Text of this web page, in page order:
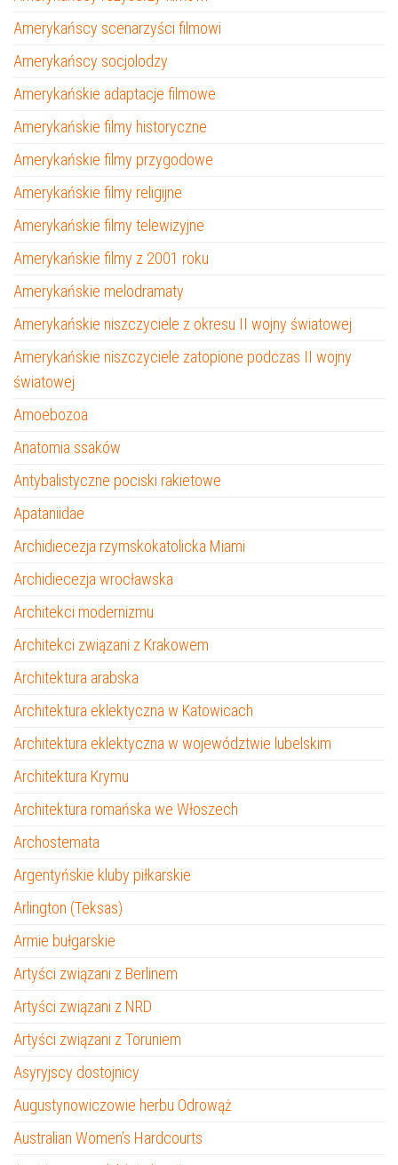
Amerykańscy scenarzyści filmowi
Amerykańscy socjolodzy
Amerykańskie adaptacje filmowe
Amerykańskie filmy historyczne
Amerykańskie filmy przygodowe
Amerykańskie filmy religijne
Amerykańskie filmy telewizyjne
Amerykańskie filmy z 2001 roku
Amerykańskie melodramaty
Amerykańskie niszczyciele z okresu II wojny światowej
Amerykańskie niszczyciele zatopione podczas II wojny
światowej
Amoebozoa
Anatomia ssaków
Antybalistyczne pociski rakietowe
Apataniidae
Archidiecezja rzymskokatolicka Miami
Archidiecezja wrocławska
Architekci modernizmu
Architekci związani z Krakowem
Architektura arabska
Architektura eklektyczna w Katowicach
Architektura eklektyczna w województwie lubelskim
Architektura Krymu
Architektura romańska we Włoszech
Archostemata
Argentyńskie kluby piłkarskie
Arlington (Teksas)
Armie bułgarskie
Artyści związani z Berlinem
Artyści związani z NRD
Artyści związani z Toruniem
Asyryjscy dostojnicy
Augustynowiczowie herbu Odrowąż
Australian Women’s Hardcourts